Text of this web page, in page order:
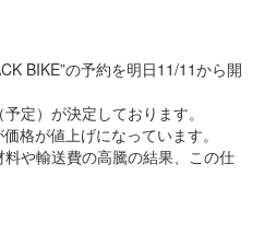
BIKE”の予約を明日11/11から開
定）が決定しております。
格が値上げになっています。
や輸送費の高騰の結果、この仕